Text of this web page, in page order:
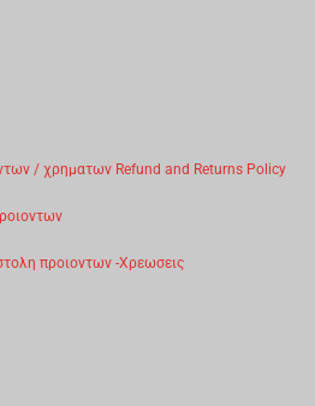
/ χρηματων Refund and Returns Policy
προιοντων -Χρεωσεις